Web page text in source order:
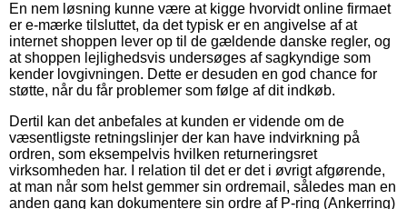
En nem løsning kunne være at kigge hvorvidt online firmaet
er e-mærke tilsluttet, da det typisk er en angivelse af at
internet shoppen lever op til de gældende danske regler, og
at shoppen lejlighedsvis undersøges af sagkyndige som
kender lovgivningen. Dette er desuden en god chance for
støtte, når du får problemer som følge af dit indkøb.
Dertil kan det anbefales at kunden er vidende om de
væsentligste retningslinjer der kan have indvirkning på
ordren, som eksempelvis hvilken returneringsret
virksomheden har. I relation til det er det i øvrigt afgørende,
at man når som helst gemmer sin ordremail, således man en
anden gang kan dokumentere sin ordre af P-ring (Ankerring)